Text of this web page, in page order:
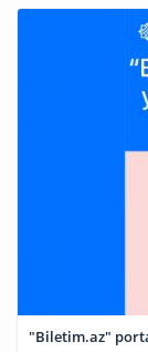
"Biletim.az"